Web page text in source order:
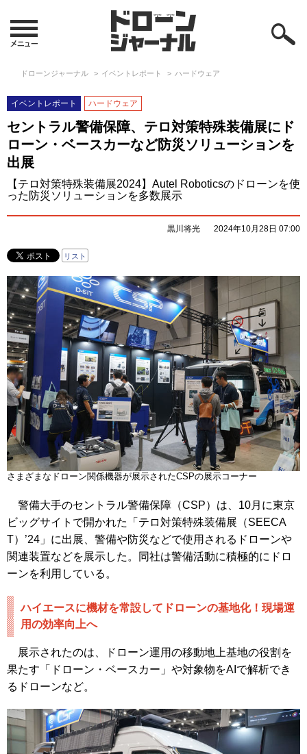
ドローンジャーナル イベントレポート ハードウェア
イベントレポート ハードウェア
セントラル警備保障、テロ対策特殊装備展にド
ローン・ベースカーなど防災ソリューションを
出展
【テロ対策特殊装備展2024】Autel Roboticsのドローンを使
った防災ソリューションを多数展示
黒川将光 2024年10月28日 07:00
リスト
さまざまなドローン関係機器が展示されたCSPの展示コーナー
警備大手のセントラル警備保障（CSP）は、10月に東京
ビッグサイトで開かれた「テロ対策特殊装備展（SEECA
T）’24」に出展、警備や防災などで使用されるドローンや
関連装置などを展示した。同社は警備活動に積極的にドロ
ーンを利用している。
ハイエースに機材を常設してドローンの基地化！現場運
用の効率向上へ
展示されたのは、ドローン運用の移動地上基地の役割を
果たす「ドローン・ベースカー」や対象物をAIで解析でき
るドローンなど。